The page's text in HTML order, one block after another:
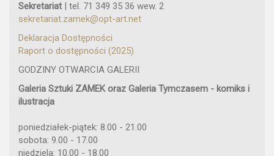
Sekretariat | tel. 71 349 35 36 wew. 2
sekretariat.zamek@opt-art.net
Deklaracja Dostępności
Raport o dostępności (2025)
GODZINY OTWARCIA GALERII
Galeria Sztuki ZAMEK oraz Galeria Tymczasem - komiks i
ilustracja
poniedziałek-piątek: 8.00 - 21.00
sobota: 9.00 - 17.00
niedziela: 10.00 - 18.00